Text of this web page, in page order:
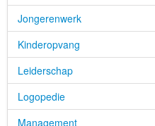
Jongerenwerk
Kinderopvang
Leiderschap
Logopedie
Management